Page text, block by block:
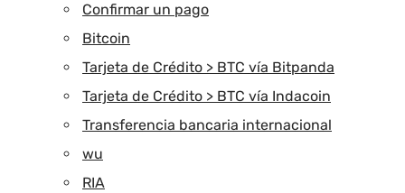
Confirmar un pago
Bitcoin
Tarjeta de Crédito > BTC vía Bitpanda
Tarjeta de Crédito > BTC vía Indacoin
Transferencia bancaria internacional
wu
RIA